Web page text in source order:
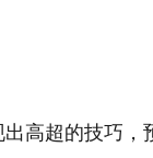
高超的技巧，